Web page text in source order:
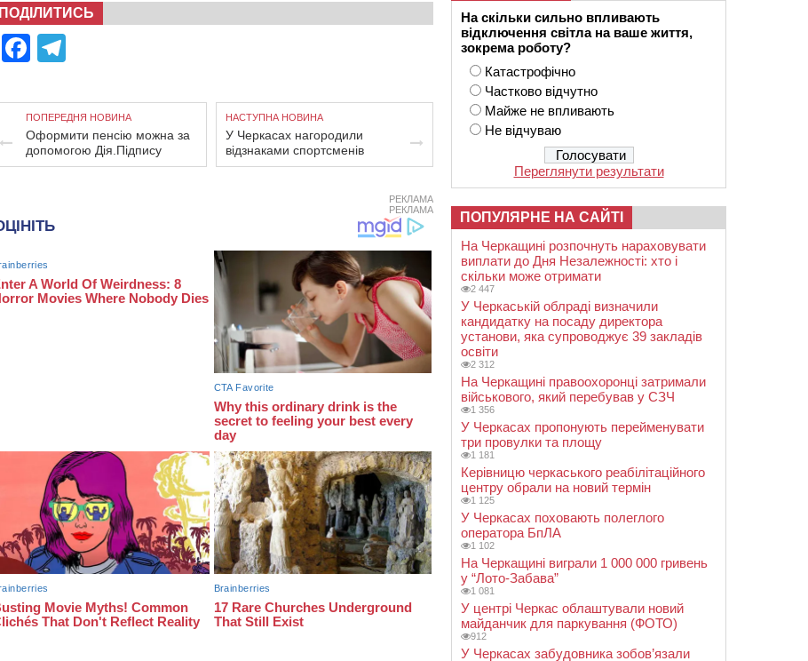
ПОДІЛИТИСЬ
Facebook
ПОПЕРЕДНЯ НОВИНА
Оформити пенсію можна за
допомогою Дія.Підпису
НАСТУПНА НОВИНА
У Черкасах нагородили
відзнаками спортсменів
РЕКЛАМА
РЕКЛАМА
На скільки сильно впливають
відключення світла на ваше життя,
зокрема роботу?
Катастрофічно
Частково відчутно
Майже не впливають
Не відчуваю
Переглянути результати
ПОПУЛЯРНЕ НА САЙТІ
На Черкащині розпочнуть нараховувати
виплати до Дня Незалежності: хто і
скільки може отримати
2 447
У Черкаській облраді визначили
кандидатку на посаду директора
установи, яка супроводжує 39 закладів
освіти
2 312
На Черкащині правоохоронці затримали
військового, який перебував у СЗЧ
1 356
У Черкасах пропонують перейменувати
три провулки та площу
1 181
Керівницю черкаського реабілітаційного
центру обрали на новий термін
1 125
У Черкасах поховають полеглого
оператора БпЛА
1 102
На Черкащині виграли 1 000 000 гривень
у “Лото-Забава”
1 081
У центрі Черкас облаштували новий
майданчик для паркування (ФОТО)
912
У Черкасах забудовника зобов’язали